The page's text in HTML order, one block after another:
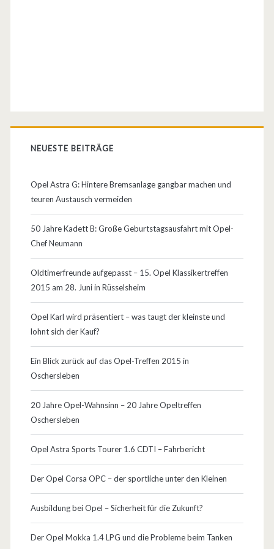
t
n
n
d
e
r
O
p
e
l
T
i
g
r
a
A
6
…
NEUESTE BEITRÄGE
Opel Astra G: Hintere Bremsanlage gangbar machen und
teuren Austausch vermeiden
50 Jahre Kadett B: Große Geburtstagsausfahrt mit Opel-
Chef Neumann
Oldtimerfreunde aufgepasst – 15. Opel Klassikertreffen
2015 am 28. Juni in Rüsselsheim
Opel Karl wird präsentiert – was taugt der kleinste und
lohnt sich der Kauf?
Ein Blick zurück auf das Opel-Treffen 2015 in
Oschersleben
20 Jahre Opel-Wahnsinn – 20 Jahre Opeltreffen
Oschersleben
Opel Astra Sports Tourer 1.6 CDTI – Fahrbericht
Der Opel Corsa OPC – der sportliche unter den Kleinen
Ausbildung bei Opel – Sicherheit für die Zukunft?
Der Opel Mokka 1.4 LPG und die Probleme beim Tanken